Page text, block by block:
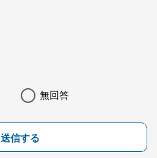
無回答
送信する